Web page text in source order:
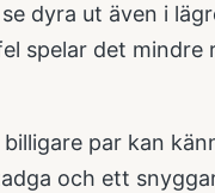
dyra ut även i
spelar det
par kan
och ett